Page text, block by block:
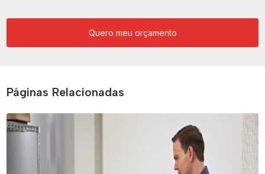
Quero meu orçamento
Páginas Relacionadas